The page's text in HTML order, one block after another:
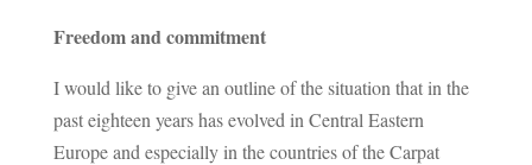
Freedom and commitment
I would like to give an outline of the situation that in the
past eighteen years has evolved in Central Eastern
Europe and especially in the countries of the Carpat